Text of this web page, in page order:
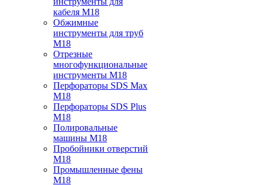
кабеля M18
Обжимные
инструменты для труб
M18
Отрезные
многофункциональные
инструменты M18
Перфораторы SDS Max
M18
Перфораторы SDS Plus
M18
Полировальные
машины M18
Пробойники отверстий
M18
Промышленные фены
M18